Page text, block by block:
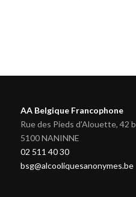
AA Belgique Francophone
Rue des Pieds d'Alouette, 42 b
5100 NANINNE
02 511 40 30
bsg@alcooliquesanonymes.be